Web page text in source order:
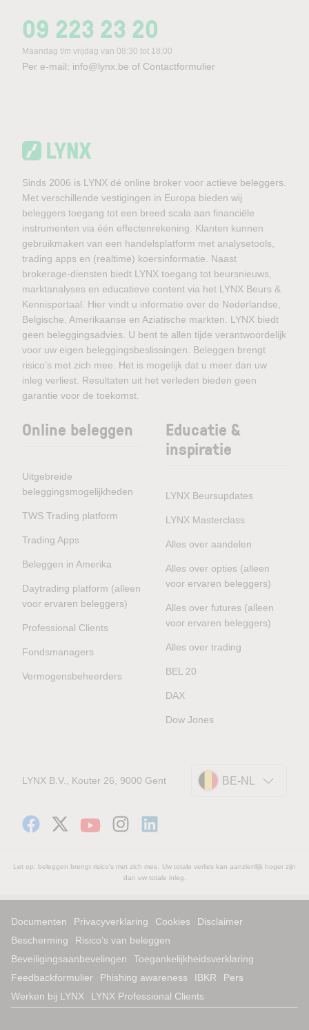
09 223 23 20
Maandag t/m vrijdag van 08:30 tot 18:00
Per e-mail: info@lynx.be of Contactformulier
Sinds 2006 is LYNX dé online broker voor actieve beleggers.
Met verschillende vestigingen in Europa bieden wij
beleggers toegang tot een breed scala aan financiële
instrumenten via één effectenrekening. Klanten kunnen
gebruikmaken van een handelsplatform met analysetools,
trading apps en (realtime) koersinformatie. Naast
brokerage-diensten biedt LYNX toegang tot beursnieuws,
marktanalyses en educatieve content via het LYNX Beurs &
Kennisportaal. Hier vindt u informatie over de Nederlandse,
Belgische, Amerikaanse en Aziatische markten. LYNX biedt
geen beleggingsadvies. U bent te allen tijde verantwoordelijk
voor uw eigen beleggingsbeslissingen. Beleggen brengt
risico’s met zich mee. Het is mogelijk dat u meer dan uw
inleg verliest. Resultaten uit het verleden bieden geen
garantie voor de toekomst.
Online beleggen
Uitgebreide
beleggingsmogelijkheden
TWS Trading platform
Trading Apps
Beleggen in Amerika
Daytrading platform (alleen
voor ervaren beleggers)
Professional Clients
Fondsmanagers
Vermogensbeheerders
Educatie &
inspiratie
LYNX Beursupdates
LYNX Masterclass
Alles over aandelen
Alles over opties (alleen
voor ervaren beleggers)
Alles over futures (alleen
voor ervaren beleggers)
Alles over trading
BEL 20
DAX
Dow Jones
LYNX B.V., Kouter 26, 9000 Gent BE-NL
Let op: beleggen brengt risico's met zich mee. Uw totale verlies kan aanzienlijk hoger zijn
dan uw totale inleg.
Documenten Privacyverklaring Cookies
Disclaimer
Bescherming
Risico’s van beleggen
Beveiligingsaanbevelingen
Toegankelijkheidsverklaring
Feedbackformulier
Phishing awareness IBKR
Pers
Werken bij LYNX
LYNX Professional Clients